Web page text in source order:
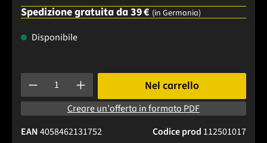
Spedizione gratuita da 39 € (in Germania)
Disponibile
Quantità del prodotto: inserisci la quantità desiderata o
Nel carrello
Creare un'offerta in formato PDF
Codice prod 112501017
EAN4058462131752